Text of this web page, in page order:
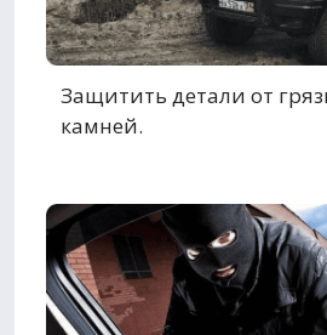
Защитить детали от
камней.